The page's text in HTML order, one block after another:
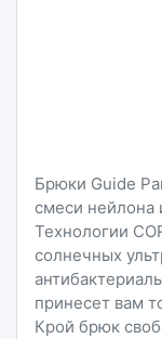
Брюки Guide
смеси нейлона
Технологии
солнечных
принесет вам
Крой брюк